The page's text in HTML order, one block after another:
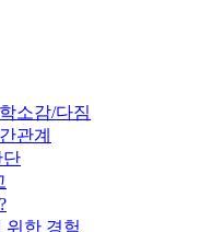
소감/다짐
관계
단
위한 경험